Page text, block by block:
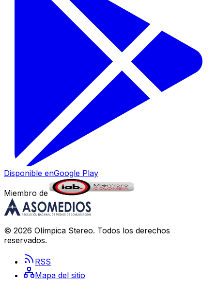
Disponible enGoogle Play
Miembro de
© 2026 Olímpica Stereo. Todos los derechos
reservados.
RSS
Mapa del sitio